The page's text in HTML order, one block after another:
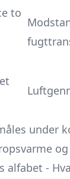
to
under
alfabet -